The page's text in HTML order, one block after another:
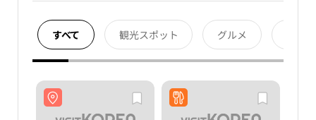
すべて 観光スポット グルメ